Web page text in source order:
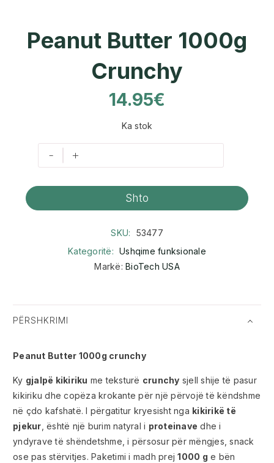
Peanut Butter 1000g
Crunchy
14.95€
Ka stok
- +
Shto
SKU:
53477
Kategoritë: Ushqime funksionale
Markë: BioTech USA
PËRSHKRIMI
Peanut Butter 1000g crunchy
Ky gjalpë kikiriku me teksturë crunchy sjell shije të pasur
kikiriku dhe copëza krokante për një përvojë të këndshme
në çdo kafshatë. I përgatitur kryesisht nga kikirikë të
pjekur , është një burim natyral i proteinave dhe i
yndyrave të shëndetshme, i përsosur për mëngjes, snack
ose pas stërvitjes. Paketimi i madh prej1000 g e bën